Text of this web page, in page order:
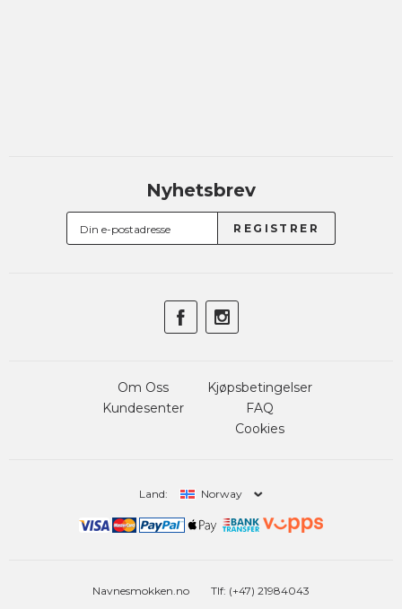
Nyhetsbrev
Om Oss
Kundesenter
Kjøpsbetingelser
FAQ
Cookies
Land: Norway
Navnesmokken.no Tlf: (+47) 21984043